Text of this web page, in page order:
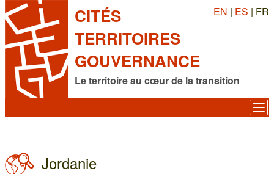
CITÉS
TERRITOIRES
GOUVERNANCE
Le territoire au cœur de la transition
EN | ES | FR
Jordanie